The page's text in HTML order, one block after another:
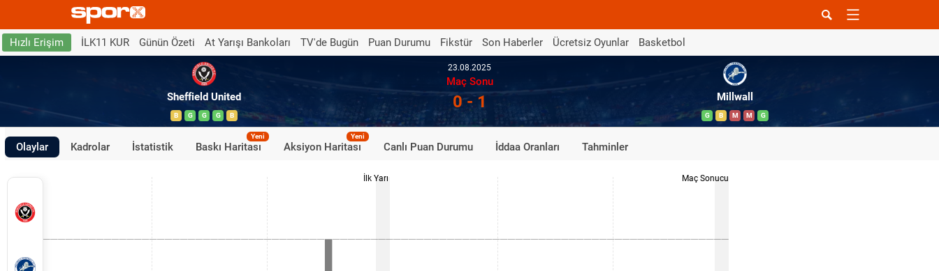
Hızlı Erişim İLK11 KUR Günün Özeti At Yarışı Bankoları TV'de Bugün Puan Durumu Fikstür Son Haberler Ücretsiz Oyunlar Basketbol
Sheffield United
B G G G B
23.08.2025
Maç Sonu
0 - 1 Millwall
G B M M G
Olaylar Kadrolar İstatistik Baskı Haritası
Yeni
Aksiyon Haritası
Yeni
Canlı Puan Durumu İddaa Oranları Tahminler
İlk Yarı Maç Sonucu